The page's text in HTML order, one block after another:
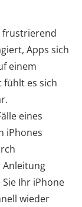
frustrierend
Apps sich
einem
fühlt es sich
eines
iPhones
Anleitung
Ihr iPhone
wieder